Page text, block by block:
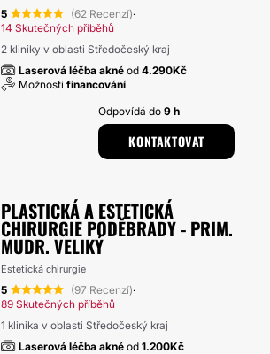
5 (62 Recenzí)·
14 Skutečných příběhů
2 kliniky v oblasti Středočeský kraj
Laserová léčba akné od 4.290Kč
Možnosti financování
Odpovídá do9 h
KONTAKTOVAT
PLASTICKÁ A ESTETICKÁ
CHIRURGIE PODĚBRADY - PRIM.
MUDR. VELIKÝ
Estetická chirurgie
5 (97 Recenzí)·
89 Skutečných příběhů
1 klinika v oblasti Středočeský kraj
Laserová léčba akné od 1.200Kč